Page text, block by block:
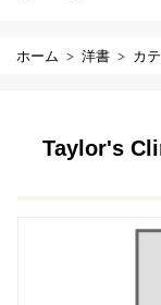
ホーム 洋書 カ
Taylor's